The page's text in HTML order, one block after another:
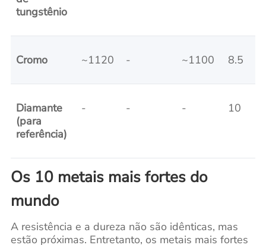
tungstênio
Cromo ~1120 - ~1100 8.5
Diamante
(para
referência)
- - - 10
Os 10 metais mais fortes do
mundo
A resistência e a dureza não são idênticas, mas
estão próximas. Entretanto, os metais mais fortes